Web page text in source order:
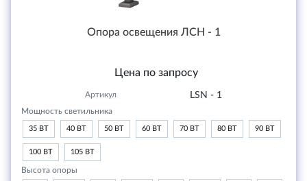
Опора освещения ЛСН - 1
Цена по запросу
Артикул LSN - 1
Мощность светильника
35 ВТ 40 ВТ 50 ВТ 60 ВТ 70 ВТ 80 ВТ 90 ВТ
100 ВТ 105 ВТ
Высота опоры